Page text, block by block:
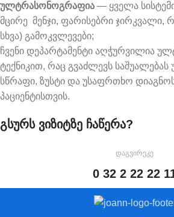
ულტრასონოგრაფია — ყველა
მცირე მენჯი, ფარისებრი ჯირკვალი,
სხვა) გამოკვლევები;
ჩვენი დეპარტამენტი აღჭურვილია
ტექნიკით, რაც გვაძლევს
სწრაფი, ზუსტი და უსაფრთხო
პაციენტისთვის.
გსურს ვიზიტზე ჩაწერა?
დაგვირეკე
0 32 2 22 22